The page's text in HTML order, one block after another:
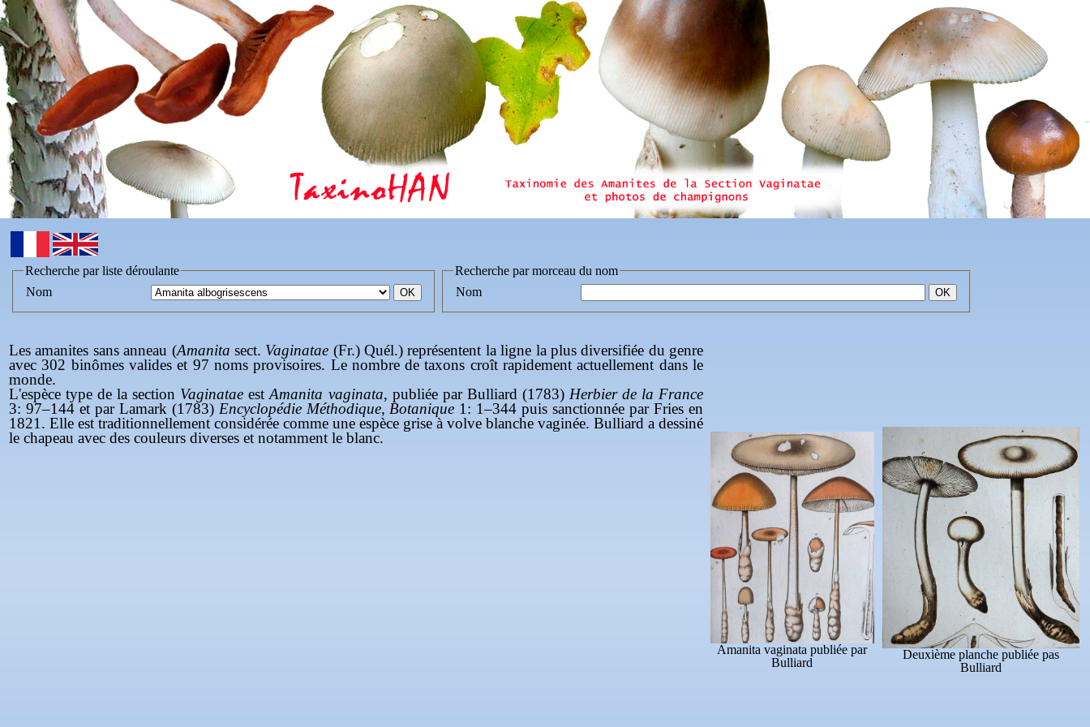
Recherche par liste déroulante
Nom
Recherche par morceau du nom
Nom
Les amanites sans anneau (Amanita sect. Vaginatae (Fr.) Quél.) représentent la ligne la plus diversifiée du genre
avec 302 binômes valides et 97 noms provisoires. Le nombre de taxons croît rapidement actuellement dans le
monde.
L'espèce type de la section Vaginatae est Amanita vaginata, publiée par Bulliard (1783) Herbier de la France
3: 97–144 et par Lamark (1783) Encyclopédie Méthodique, Botanique 1: 1–344 puis sanctionnée par Fries en
1821. Elle est traditionnellement considérée comme une espèce grise à volve blanche vaginée. Bulliard a dessiné
le chapeau avec des couleurs diverses et notamment le blanc.
Amanita vaginata publiée par
Bulliard
Deuxième planche publiée pas
Bulliard